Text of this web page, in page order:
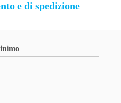
e di spedizione